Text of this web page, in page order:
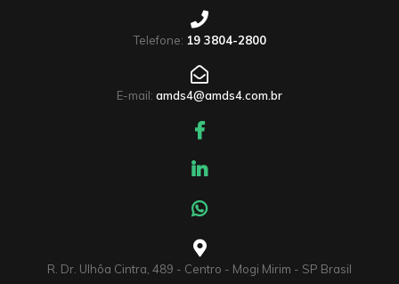
Telefone: 19 3804-2800
E-mail: amds4@amds4.com.br
R. Dr. Ulhôa Cintra, 489 - Centro - Mogi Mirim - SP Brasil